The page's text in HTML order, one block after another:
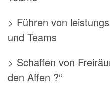
> Führen von
und Teams
> Schaffen von
den Affen ?“